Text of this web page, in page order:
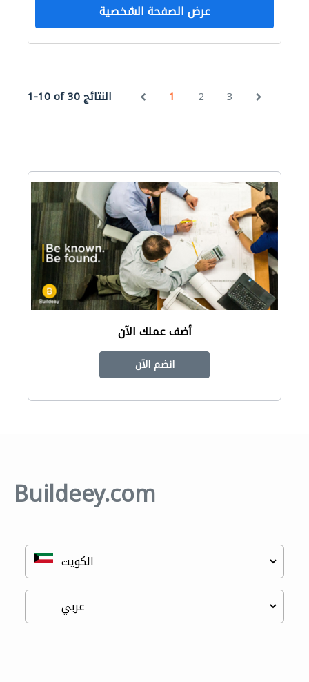
عرض الصفحة الشخصية
1-10 of 30 النتائج 1 2 3
أضف عملك الآن
انضم الآن
Buildeey.com